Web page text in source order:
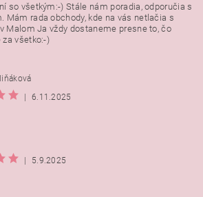
so všetkým:-) Stále nám poradia, odporučia s
rada obchody, kde na vás netlačia s
Malom Ja vždy dostaneme presne to, čo
všetko:-)
|
6.11.2025
|
5.9.2025